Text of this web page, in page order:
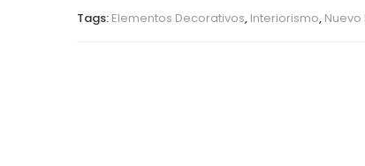
Tags: Elementos Decorativos, Interiorismo,